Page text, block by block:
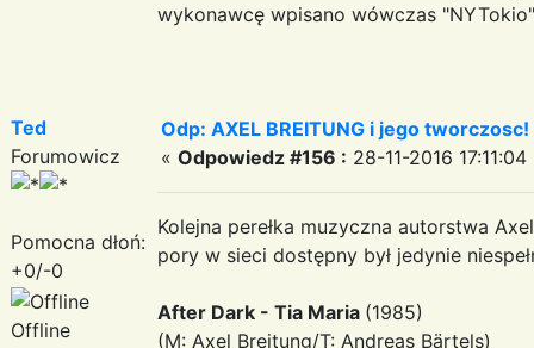
wykonawcę wpisano wówczas "NYTokio"
Ted
Forumowicz
Pomocna dłoń:
+0/-0
Offline
Odp: AXEL BREITUNG i jego
« Odpowiedz #156 : 28-11-2016 17:11:04
Kolejna perełka muzyczna autorstwa
pory w sieci dostępny był jedynie
After Dark - Tia Maria (1985)
(M: Axel Breitung/T: Andreas Bärtels)